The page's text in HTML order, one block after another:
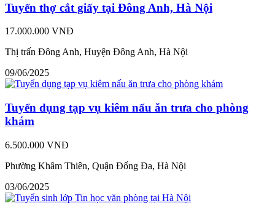
Tuyển thợ cắt giấy tại Đông Anh, Hà Nội
17.000.000 VNĐ
Thị trấn Đông Anh, Huyện Đông Anh, Hà Nội
09/06/2025
Tuyển dụng tạp vụ kiêm nấu ăn trưa cho phòng
khám
6.500.000 VNĐ
Phường Khâm Thiên, Quận Đống Đa, Hà Nội
03/06/2025